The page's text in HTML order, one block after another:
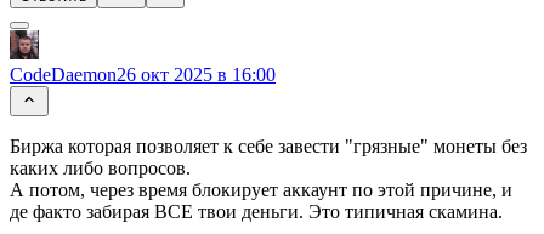
CodeDaemon26 окт 2025 в 16:00
Биржа которая позволяет к себе завести "грязные" монеты без
каких либо вопросов.
А потом, через время блокирует аккаунт по этой причине, и
де факто забирая ВСЕ твои деньги. Это типичная скамина.